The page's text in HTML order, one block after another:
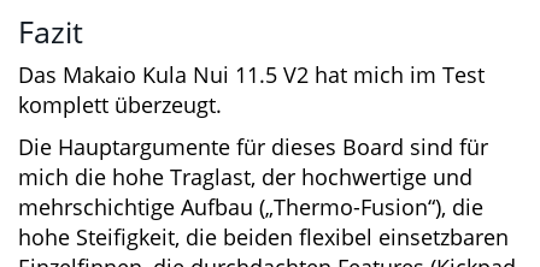
für Einsteiger, da es eine hohe Kippstabilität
besitzt und vielseitig einsetzbar ist. Durch
das hohe Volumen und die steife
Gesamtkonstruktion ist es vor allem für
große und schwere Paddler
empfehlenswert!
Fazit